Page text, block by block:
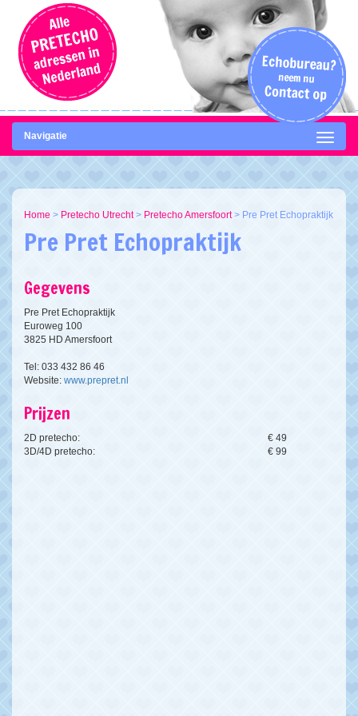
Navigatie
Home > Pretecho Utrecht> Pretecho Amersfoort> Pre Pret Echopraktijk
Pre Pret Echopraktijk
Gegevens
Pre Pret Echopraktijk
Euroweg 100
3825 HD Amersfoort
Tel: 033 432 86 46
Website: www.prepret.nl
Prijzen
2D pretecho:
€ 49
3D/4D pretecho:
€ 99